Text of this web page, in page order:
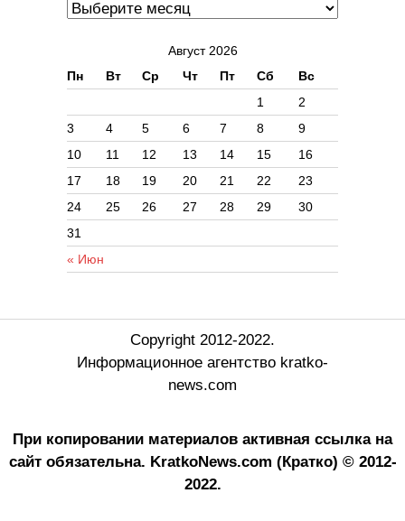
Август 2026
Пн
Вт Ср Чт Пт Сб Вс
« Июн
1
2
3
4 5 6 7 8
9
10
11 12 13 14 15
16
17
18 19 20 21 22
23
24
25 26 27 28 29
30
31
Copyright 2012-2022.
Информационное агентство kratko-
news.com
При копировании материалов активная ссылка на
сайт обязательна. KratkoNews.com (Кратко) © 2012-
2022.